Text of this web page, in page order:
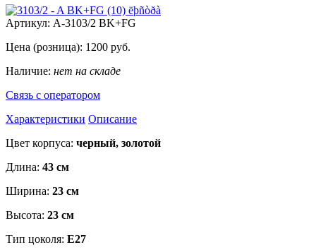
Артикул: A-3103/2 BK+FG
Цена (розница): 1200 руб.
Наличие: нет на складе
Связь с оператором
Характеристики Описание
Цвет корпуса: черный, золотой
Длина: 43 см
Ширина: 23 см
Высота: 23 см
Тип цоколя: E27